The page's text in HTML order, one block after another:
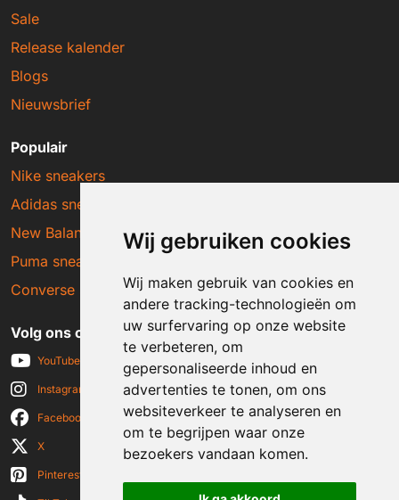
Wij gebruiken cookies
Wij maken gebruik van cookies en
andere tracking-technologieën om
uw surfervaring op onze website
te verbeteren, om
gepersonaliseerde inhoud en
advertenties te tonen, om ons
websiteverkeer te analyseren en
om te begrijpen waar onze
bezoekers vandaan komen.
Sale
Release kalender
Blogs
Nieuwsbrief
Populair
Nike sneakers
Adidas sneakers
New Balance sneakers
Puma sneakers
Converse sneakers
Volg ons op social media
YouTube
Instagram
Facebook
X
Pinterest